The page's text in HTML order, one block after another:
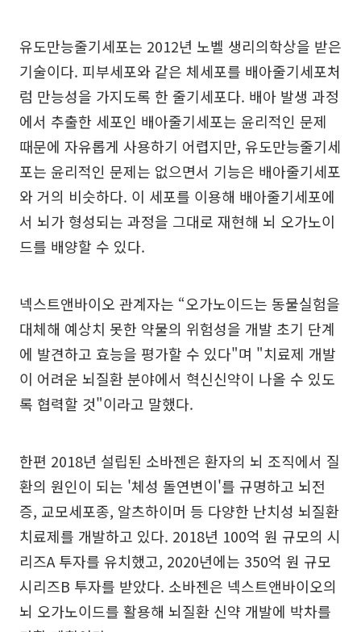
유도만능줄기세포는 2012년 노벨 생리의학상을 받은
기술이다. 피부세포와 같은 체세포를 배아줄기세포처
럼 만능성을 가지도록 한 줄기세포다. 배아 발생 과정
에서 추출한 세포인 배아줄기세포는 윤리적인 문제
때문에 자유롭게 사용하기 어렵지만, 유도만능줄기세
포는 윤리적인 문제는 없으면서 기능은 배아줄기세포
와 거의 비슷하다. 이 세포를 이용해 배아줄기세포에
서 뇌가 형성되는 과정을 그대로 재현해 뇌 오가노이
드를 배양할 수 있다.
넥스트앤바이오 관계자는 “오가노이드는 동물실험을
대체해 예상치 못한 약물의 위험성을 개발 초기 단계
에 발견하고 효능을 평가할 수 있다"며 "치료제 개발
이 어려운 뇌질환 분야에서 혁신신약이 나올 수 있도
록 협력할 것"이라고 말했다.
한편 2018년 설립된 소바젠은 환자의 뇌 조직에서 질
환의 원인이 되는 '체성 돌연변이'를 규명하고 뇌전
증, 교모세포종, 알츠하이머 등 다양한 난치성 뇌질환
치료제를 개발하고 있다. 2018년 100억 원 규모의 시
리즈A 투자를 유치했고, 2020년에는 350억 원 규모
시리즈B 투자를 받았다. 소바젠은 넥스트앤바이오의
뇌 오가노이드를 활용해 뇌질환 신약 개발에 박차를